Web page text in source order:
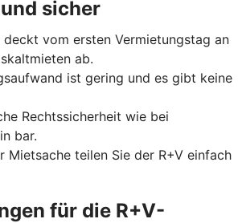
sicher
deckt vom ersten Vermietungstag an
ab.
ist gering und es gibt keine
Rechtssicherheit wie bei
bar.
Mietsache teilen Sie der R+V einfach
für die R+V-